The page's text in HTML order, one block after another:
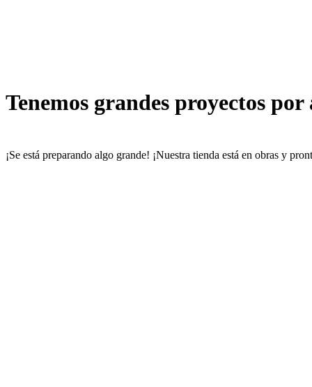
Tenemos grandes proyectos
¡Se está preparando algo grande! ¡Nuestra tienda está en obras y